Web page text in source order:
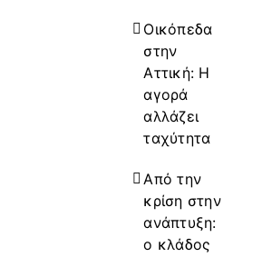
Οικόπεδα
στην
Αττική: Η
αγορά
αλλάζει
ταχύτητα
Από την
κρίση στην
ανάπτυξη:
ο κλάδος